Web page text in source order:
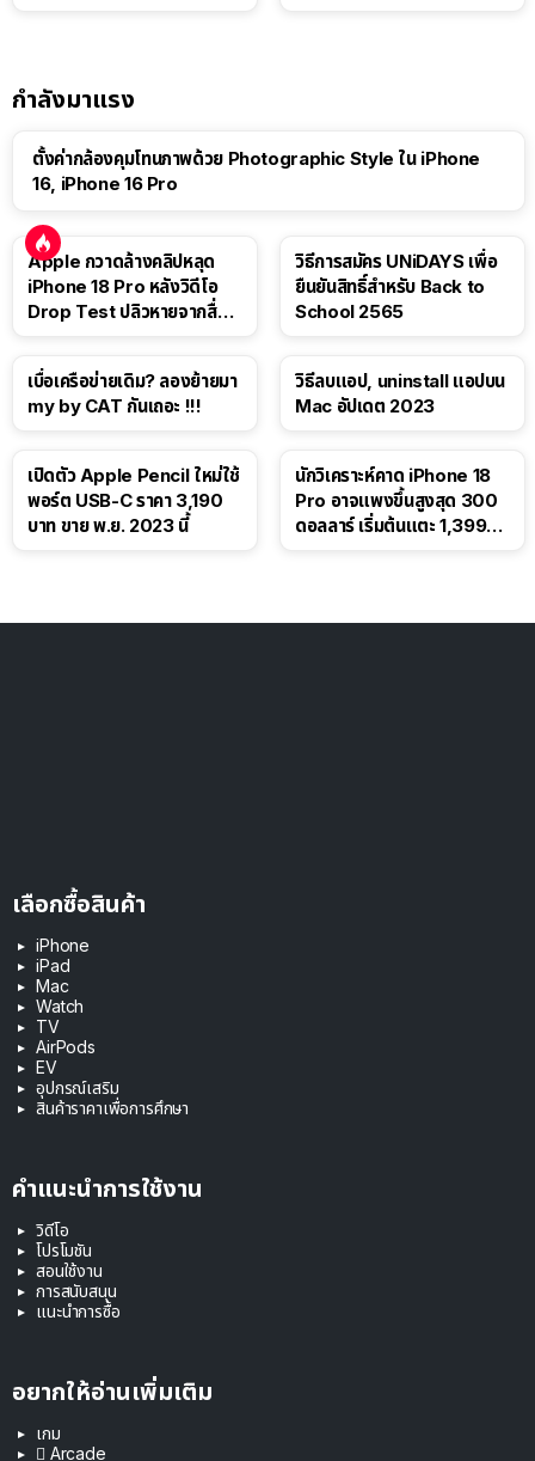
กำลังมาแรง
ตั้งค่ากล้องคุมโทนภาพด้วย Photographic Style ใน iPhone
16, iPhone 16 Pro
Apple กวาดล้างคลิปหลุด
iPhone 18 Pro หลังวิดีโอ
Drop Test ปลิวหายจากสื่อ
วิธีการสมัคร UNiDAYS เพื่อ
ยืนยันสิทธิ์สำหรับ Back to
School 2565
เบื่อเครือข่ายเดิม? ลองย้ายมา
my by CAT กันเถอะ !!!
วิธีลบแอป, uninstall แอปบน
Mac อัปเดต 2023
เปิดตัว Apple Pencil ใหม่ใช้
พอร์ต USB-C ราคา 3,190
บาท ขาย พ.ย. 2023 นี้
นักวิเคราะห์คาด iPhone 18
Pro อาจแพงขึ้นสูงสุด 300
ดอลลาร์ เริ่มต้นแตะ 1,399
เลือกซื้อสินค้า
iPhone
iPad
Mac
Watch
TV
AirPods
EV
อุปกรณ์เสริม
สินค้าราคาเพื่อการศึกษา
คำแนะนำการใช้งาน
วิดีโอ
โปรโมชัน
สอนใช้งาน
การสนับสนุน
แนะนำการซื้อ
อยากให้อ่านเพิ่มเติม
เกม
 Arcade